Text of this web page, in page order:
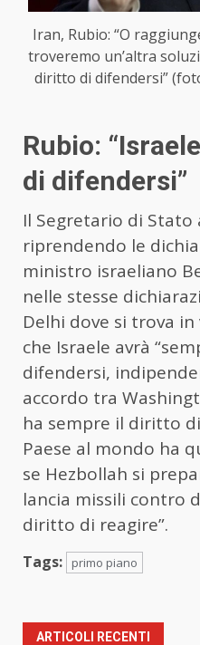
Iran, Rubio: “O
troveremo un’altra
diritto di difendersi”
Rubio:
di difendersi”
Il Segretario di Stato
riprendendo le
ministro israeliano
nelle stesse
Delhi dove si trova
che Israele avrà
difendersi,
accordo tra
ha sempre il diritto
Paese al mondo ha
se Hezbollah si
lancia missili contro
diritto di reagire”.
Tags: primo piano
ARTICOLI RECENTI